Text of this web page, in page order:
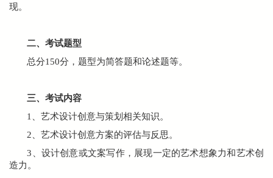
现。
二、考试题型
总分150分，题型为简答题和论述题等。
三、考试内容
1
、艺术设计创意与策划相关知识。
2 、艺术设计创意方案的评估与反思。
3 、设计创意或文案写作，展现一定的艺术想象力和艺术创
造力。